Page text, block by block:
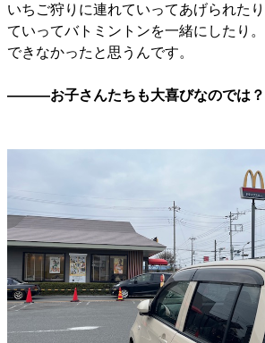
いちご狩りに連れていってあげられた
ていってバトミントンを一緒にしたり
できなかったと思うんです。
―――お子さんたちも大喜びなのでは？